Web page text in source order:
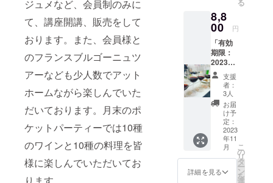
ジュメなど、会員制のみに
て、講座開講、販売をして
おります。また、会員様と
のフランスブルゴーニュツ
アーなども少人数でアット
ホームながら楽しんでいた
だいております。月末のポ
ケットパーティーでは10種
のワインと10種の料理を皆
様に楽しんでいただいてお
ワインとの
出会いによ
り、たくさ
んの人との
出会いとと
もに、フラ
ンス、イタ
リア、スイ
スほかヨー
ロッパワイ
ン産地、生
産者を巡る
を最大
限に活
かして
造られ
るデ・
ボルト
リワイ
ンはイ
ギリ
ス、ア
メリ
カ、カ
ナダ、
ヨー
ロッパ
をはじ
め、世
コン
フィ レ
バー・
パテ を
それぞ
れのワ
インと
マリ
アー
ジュい
たしま
す！ ぜ
ひい
らっ
しゃっ
てくだ
さい！
みもま
た優れ
たコス
トパ
フォー
マンス
にあり
ます。
最新鋭
の設備
と豊富
な原料
を持つ
こと
で、品
質のバ
ラつき
がなく
ミリオ
ンを代
表する
トッ
プ・
シャ
トー
シャ
トー
B『ヴァ
ランド
ロー』
が造る
AOCボ
ドー！
伝
統を重
柑橘系
果実や
ブリオ
シュを
想わせ
る複雑
な香り
があ
り、フ
ローラ
ルで調
和の取
れた味
わい。
醸造は
すべて
のレン
ジでマ
ガメ
イ、ピ
ノノ
ワー
ル、ア
リゴテ
が植え
られて
いま
す。最
新の醸
造設備
からフ
レッ
シュで
安定し
らしい
品質の
ワイン
を造ろ
うと考
えてい
ました
が、つ
いに実
現！
テュヌ
ヴァン
スタイ
ルを貫
いたAC
ドーと
い南西
向き丘
の中
腹。粘
土石灰
質とシ
ルト質
土壌。
マコン
地区の
中心
部、ア
ゼ村に
1921年
から続
メー
時間は
フリー
フロー
にて3時
間で
す。 全
8 回の
１回を
体験受
講でき
ます。
ワイン
の基礎
知識は
もちろ
ん、味
わい方
イン受
講も可
能 ソム
リエ、
エキス
パート2
次試験
対策講
座：180
分×1回
有効
期限：
最終有
効期限
2023年
10月14
日 受
8,8
00 円
「有効
期限：
2023年
11月～
2024年
5月」12
回コー
ス ワイ
ン中級
講座
は、基
本的な
世界の
ワイン
生産地
支援
者：
3人
お届
け予
定：
2023
年11
月
詳細を見る
こ
の
リ
タ
ー
ン
を